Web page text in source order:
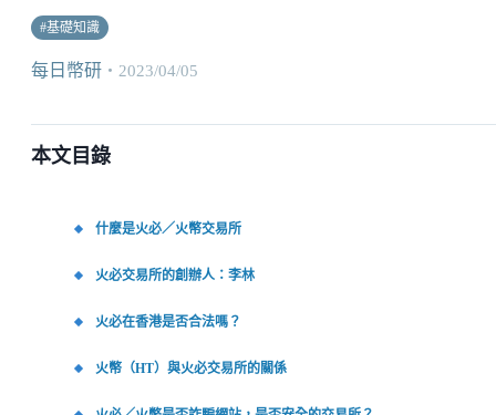
#基礎知識
每日幣研 ・ 2023/04/05
本文目錄
什麼是火必／火幣交易所
火必交易所的創辦人：李林
火必在香港是否合法嗎？
火幣（HT）與火必交易所的關係